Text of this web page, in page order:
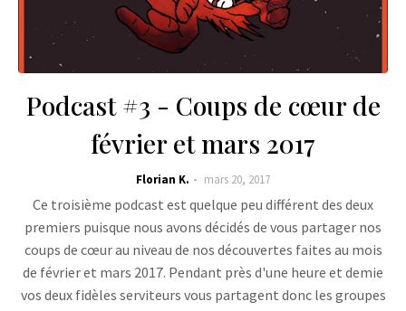
Podcast #3 - Coups de cœur de
février et mars 2017
Florian K. mars 20, 2017
Ce troisième podcast est quelque peu différent des deux
premiers puisque nous avons décidés de vous partager nos
coups de cœur au niveau de nos découvertes faites au mois
de février et mars 2017. Pendant près d'une heure et demie
vos deux fidèles serviteurs vous partagent donc les groupes